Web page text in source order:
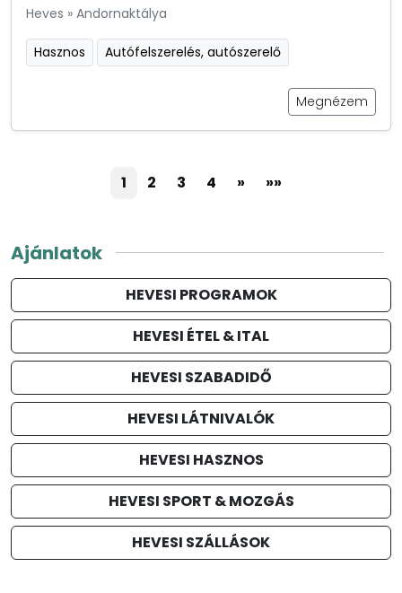
Heves » Andornaktálya
Hasznos Autófelszerelés, autószerelő
Megnézem
1 2 3 4 » »»
Ajánlatok
HEVESI PROGRAMOK
HEVESI ÉTEL & ITAL
HEVESI SZABADIDŐ
HEVESI LÁTNIVALÓK
HEVESI HASZNOS
HEVESI SPORT & MOZGÁS
HEVESI SZÁLLÁSOK